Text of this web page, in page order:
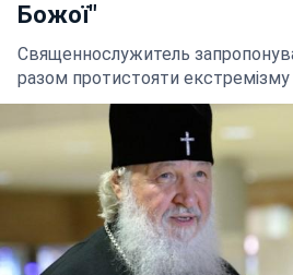
Божої"
Священнослужитель
разом протистояти екстремізму